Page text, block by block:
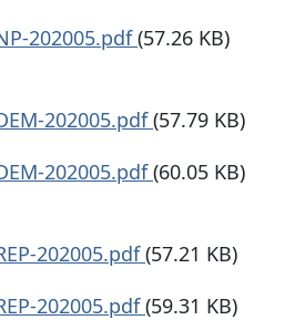
202005.pdf(57.26 KB)
202005.pdf(57.79 KB)
202005.pdf(60.05 KB)
202005.pdf(57.21 KB)
202005.pdf(59.31 KB)